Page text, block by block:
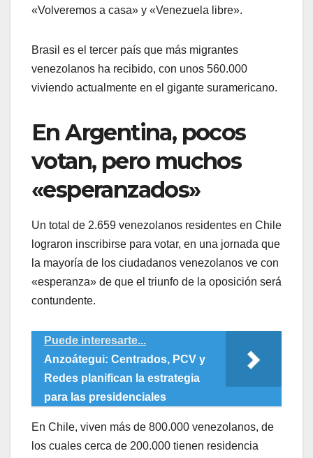
«Volveremos a casa» y «Venezuela libre».
Brasil es el tercer país que más migrantes
venezolanos ha recibido, con unos 560.000
viviendo actualmente en el gigante suramericano.
En Argentina, pocos
votan, pero muchos
«esperanzados»
Un total de 2.659 venezolanos residentes en Chile
lograron inscribirse para votar, en una jornada que
la mayoría de los ciudadanos venezolanos ve con
«esperanza» de que el triunfo de la oposición será
contundente.
Puede interesarte...
Anzoátegui: Centrados, PCV y
Redes planifican la estrategia
para las presidenciales
En Chile, viven más de 800.000 venezolanos, de
los cuales cerca de 200.000 tienen residencia